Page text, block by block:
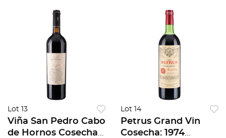
Lot 13
Viña San Pedro Cabo
de Hornos Cosecha:
Lot 14
Petrus Grand Vin
Cosecha: 1974